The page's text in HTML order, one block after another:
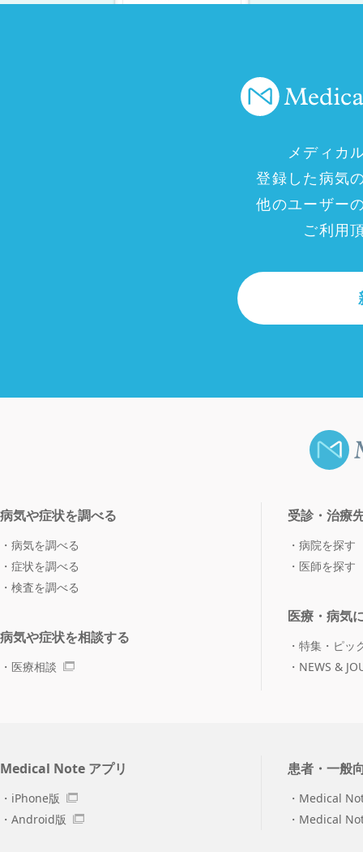
メディカ
登録した病気
他のユーザー
ご利用
病気や症状を調べる
病気を調べる
症状を調べる
検査を調べる
病気や症状を相談する
医療相談
受診・治療
病院を探す
医師を探す
医療・病気
特集・ピッ
NEWS &
Medical Note アプリ
iPhone版
Android版
患者・一般
Medical
Medical